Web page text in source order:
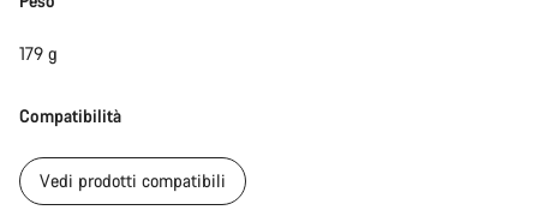
179 g
Compatibilità
Vedi prodotti compatibili